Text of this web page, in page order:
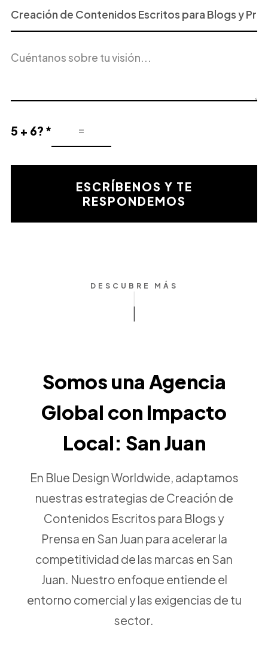
o
Servicio
Interés
del
5 + 6? *
Resultado
la
ESCRÍBENOS Y TE
RESPONDEMOS
DESCUBRE MÁS
Somos una Agencia
Global con Impacto
Local: San Juan
En Blue Design Worldwide, adaptamos
nuestras estrategias de Creación de
Contenidos Escritos para Blogs y
Prensa en San Juan para acelerar la
competitividad de las marcas en San
Juan. Nuestro enfoque entiende el
entorno comercial y las exigencias de tu
sector.